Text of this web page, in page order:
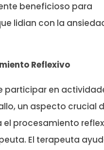
beneficioso para
lidian con la
Reflexivo
participar en
un aspecto crucial
el procesamiento
El terapeuta